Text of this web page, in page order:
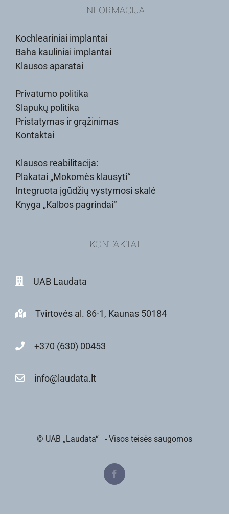
INFORMACIJA
Kochleariniai implantai
Baha kauliniai implantai
Klausos aparatai
Privatumo politika
Slapukų politika
Pristatymas ir grąžinimas
Kontaktai
Klausos reabilitacija:
Plakatai „Mokomės klausyti“
Integruota įgūdžių vystymosi skalė
Knyga „Kalbos pagrindai“
KONTAKTAI
UAB Laudata
Tvirtovės al. 86-1, Kaunas 50184
+370 (630) 00453
info@laudata.lt
© UAB „Laudata“ - Visos teisės saugomos
Facebook